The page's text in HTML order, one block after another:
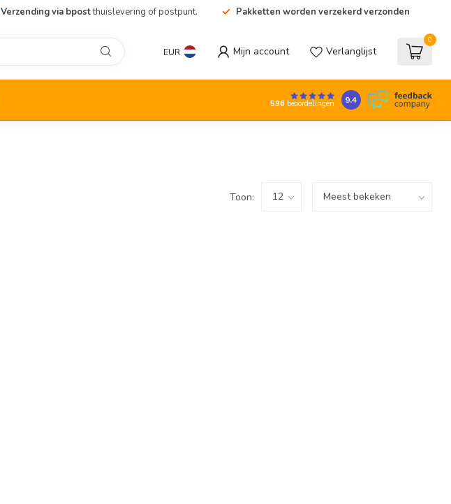
Verzending via bpostthuislevering of postpunt. Pakketten worden verzekerd verzonden
EUR Mijn account Verlanglijst
0
596beoordelingen 9.4
Toon: